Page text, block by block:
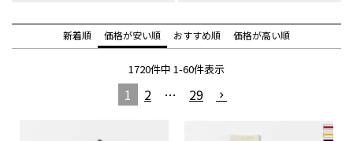
新着順 価格が安い順 おすすめ順 価格が高い順
1720件中 1-60件表示
1 2 … 29